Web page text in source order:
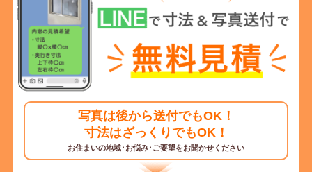
写真は後から送付でもOK！
寸法はざっくりでもOK！
お住まいの地域･お悩み･ご要望をお聞かせください